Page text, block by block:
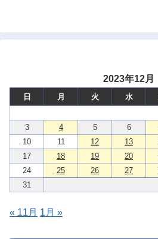
2023年12月
日 月 火 水
3
4 5 6
10
11 12 13
17
18 19 20
24
25 26 27
31
« 11月 1月 »